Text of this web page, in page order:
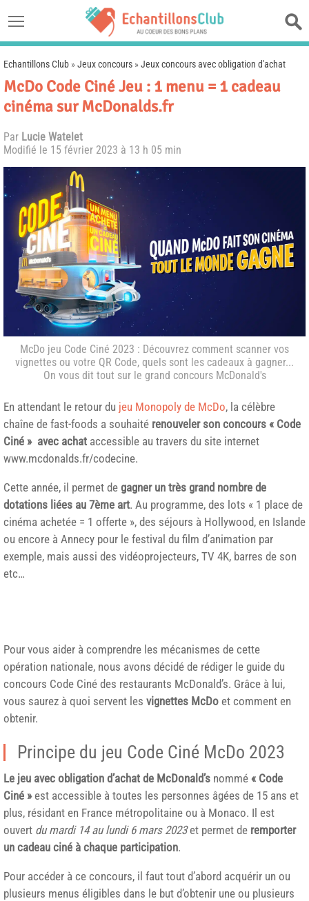
Echantillons Club »Jeux concours »Jeux concours avec obligation d'achat
McDo Code Ciné Jeu : 1 menu = 1 cadeau
cinéma sur McDonalds.fr
Par Lucie Watelet
Modifié le 15 février 2023 à 13 h 05 min
McDo jeu Code Ciné 2023 : Découvrez comment scanner vos
vignettes ou votre QR Code, quels sont les cadeaux à gagner...
On vous dit tout sur le grand concours McDonald's
En attendant le retour du jeu Monopoly de McDo, la célèbre
chaîne de fast-foods a souhaité renouveler son concours « Code
Ciné » avec achat accessible au travers du site internet
www.mcdonalds.fr/codecine.
Cette année, il permet de gagner un très grand nombre de
dotations liées au 7ème art. Au programme, des lots « 1 place de
cinéma achetée = 1 offerte », des séjours à Hollywood, en Islande
ou encore à Annecy pour le festival du film d’animation par
exemple, mais aussi des vidéoprojecteurs, TV 4K, barres de son
etc…
Pour vous aider à comprendre les mécanismes de cette
opération nationale, nous avons décidé de rédiger le guide du
concours Code Ciné des restaurants McDonald’s. Grâce à lui,
vous saurez à quoi servent les vignettes McDo et comment en
obtenir.
Principe du jeu Code Ciné McDo 2023
Le jeu avec obligation d’achat de McDonald’s nommé « Code
Ciné »est accessible à toutes les personnes âgées de 15 ans et
plus, résidant en France métropolitaine ou à Monaco. Il est
ouvert du mardi 14 au lundi 6 mars 2023et permet de remporter
un cadeau ciné à chaque participation.
Pour accéder à ce concours, il faut tout d’abord acquérir un ou
plusieurs menus éligibles dans le but d’obtenir une ou plusieurs